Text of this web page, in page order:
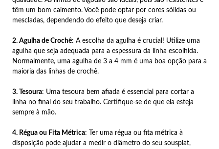
têm um bom caimento. Você pode optar por cores sólidas ou
mescladas, dependendo do efeito que deseja criar.
2. Agulha de Crochê: A escolha da agulha é crucial! Utilize uma
agulha que seja adequada para a espessura da linha escolhida.
Normalmente, uma agulha de 3 a 4 mm é uma boa opção para a
maioria das linhas de crochê.
3. Tesoura: Uma tesoura bem afiada é essencial para cortar a
linha no final do seu trabalho. Certifique-se de que ela esteja
sempre à mão.
4. Régua ou Fita Métrica: Ter uma régua ou fita métrica à
disposição pode ajudar a medir o diâmetro do seu sousplat,